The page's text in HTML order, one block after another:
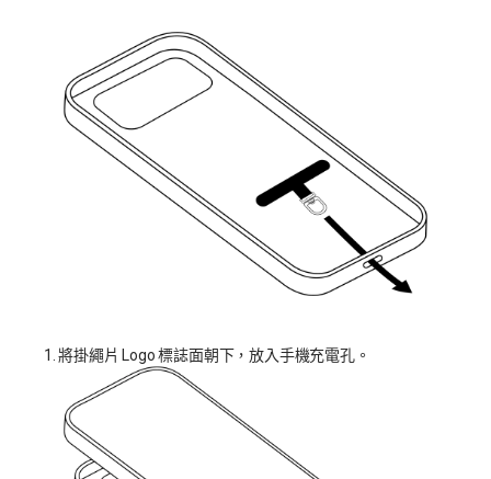
1. 將掛繩片 Logo 標誌面朝下，放入手機充電孔。